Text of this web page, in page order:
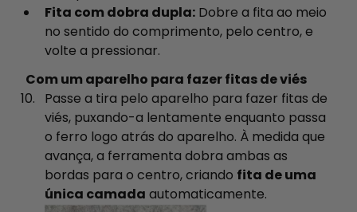
Fita com dobra dupla: Dobre a fita ao meio
no sentido do comprimento, pelo centro, e
volte a pressionar.
Com um aparelho para fazer fitas de viés
Passe a tira pelo aparelho para fazer fitas de
viés, puxando-a lentamente enquanto passa
o ferro logo atrás do aparelho. À medida que
avança, a ferramenta dobra ambas as
bordas para o centro, criando fita de uma
única camada automaticamente.